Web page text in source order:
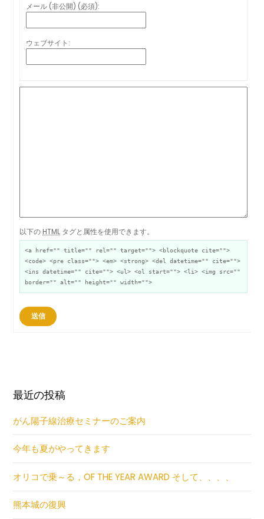
メール (非公開) (必須):
ウェブサイト:
以下の HTML タグと属性を使用できます。
<a href="" title="" rel="" target=""> <blockquote cite="">
<code> <pre class=""> <em> <strong> <del datetime="" cite="">
<ins datetime="" cite=""> <ul> <ol start=""> <li> <img src=""
border="" alt="" height="" width="">
送信
最近の投稿
がん陽子線治療セミナーのご案内
今年も夏がやってきます
オリコで乗～る，OF THE YEAR AWARD そして、、、、
熊本城の復興